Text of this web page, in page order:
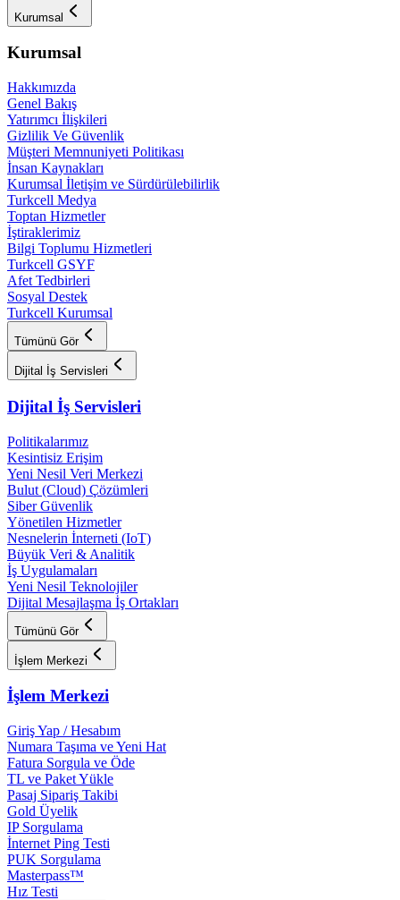
Kurumsal
Kurumsal
Hakkımızda
Genel Bakış
Yatırımcı İlişkileri
Gizlilik Ve Güvenlik
Müşteri Memnuniyeti Politikası
İnsan Kaynakları
Kurumsal İletişim ve Sürdürülebilirlik
Turkcell Medya
Toptan Hizmetler
İştiraklerimiz
Bilgi Toplumu Hizmetleri
Turkcell GSYF
Afet Tedbirleri
Sosyal Destek
Turkcell Kurumsal
Tümünü Gör
Dijital İş Servisleri
Dijital İş Servisleri
Politikalarımız
Kesintisiz Erişim
Yeni Nesil Veri Merkezi
Bulut (Cloud) Çözümleri
Siber Güvenlik
Yönetilen Hizmetler
Nesnelerin İnterneti (IoT)
Büyük Veri & Analitik
İş Uygulamaları
Yeni Nesil Teknolojiler
Dijital Mesajlaşma İş Ortakları
Tümünü Gör
İşlem Merkezi
İşlem Merkezi
Giriş Yap / Hesabım
Numara Taşıma ve Yeni Hat
Fatura Sorgula ve Öde
TL ve Paket Yükle
Pasaj Sipariş Takibi
Gold Üyelik
IP Sorgulama
İnternet Ping Testi
PUK Sorgulama
Masterpass™
Hız Testi